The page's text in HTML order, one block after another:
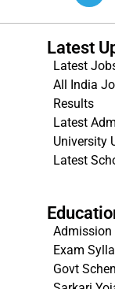
Latest
Latest
All India
Results
Latest
University
Latest
Admission
Exam
Govt